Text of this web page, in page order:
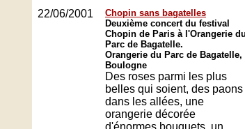
22/06/2001
Chopin sans bagatelles
Deuxième concert du festival
Chopin de Paris à l'Orangerie du
Parc de Bagatelle.
Orangerie du Parc de Bagatelle,
Boulogne
Des roses parmi les plus
belles qui soient, des paons
dans les allées, une
orangerie décorée
d'énormes bouquets, un